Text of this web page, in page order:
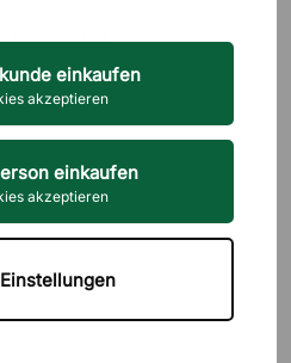
einkaufen
akzeptieren
einkaufen
akzeptieren